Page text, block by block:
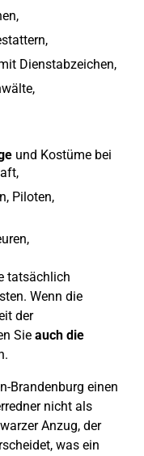
Dienstabzeichen,
und Kostüme bei
Piloten,
tatsächlich
Wenn die
der
Sie auch die
Brandenburg einen
nicht als
Anzug, der
was ein